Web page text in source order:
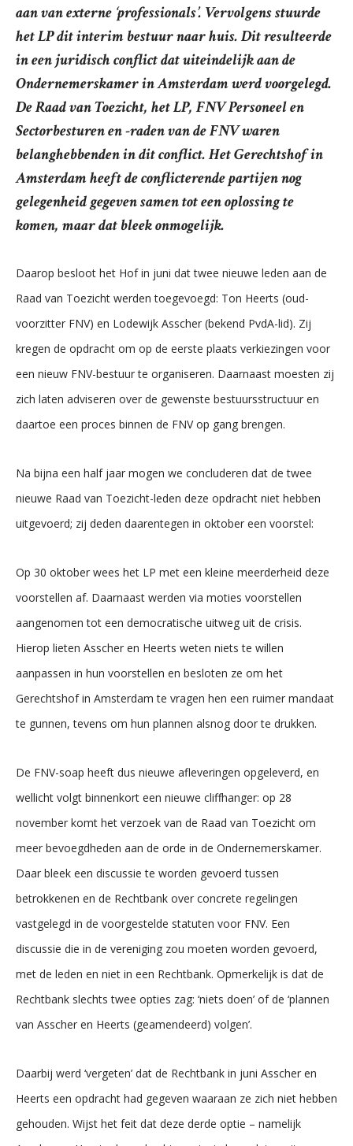
aan van externe ‘professionals’. Vervolgens stuurde
het LP dit interim bestuur naar huis. Dit resulteerde
in een juridisch conflict dat uiteindelijk aan de
Ondernemerskamer in Amsterdam werd voorgelegd.
De Raad van Toezicht, het LP, FNV Personeel en
Sectorbesturen en -raden van de FNV waren
belanghebbenden in dit conflict. Het Gerechtshof in
Amsterdam heeft de conflicterende partijen nog
gelegenheid gegeven samen tot een oplossing te
komen, maar dat bleek onmogelijk.
Daarop besloot het Hof in juni dat twee nieuwe leden aan de
Raad van Toezicht werden toegevoegd: Ton Heerts (oud-
voorzitter FNV) en Lodewijk Asscher (bekend PvdA-lid). Zij
kregen de opdracht om op de eerste plaats verkiezingen voor
een nieuw FNV-bestuur te organiseren. Daarnaast moesten zij
zich laten adviseren over de gewenste bestuursstructuur en
daartoe een proces binnen de FNV op gang brengen.
Na bijna een half jaar mogen we concluderen dat de twee
nieuwe Raad van Toezicht-leden deze opdracht niet hebben
uitgevoerd; zij deden daarentegen in oktober een voorstel:
Op 30 oktober wees het LP met een kleine meerderheid deze
voorstellen af. Daarnaast werden via moties voorstellen
aangenomen tot een democratische uitweg uit de crisis.
Hierop lieten Asscher en Heerts weten niets te willen
aanpassen in hun voorstellen en besloten ze om het
Gerechtshof in Amsterdam te vragen hen een ruimer mandaat
te gunnen, tevens om hun plannen alsnog door te drukken.
De FNV-soap heeft dus nieuwe afleveringen opgeleverd, en
wellicht volgt binnenkort een nieuwe cliffhanger: op 28
november komt het verzoek van de Raad van Toezicht om
meer bevoegdheden aan de orde in de Ondernemerskamer.
Daar bleek een discussie te worden gevoerd tussen
betrokkenen en de Rechtbank over concrete regelingen
vastgelegd in de voorgestelde statuten voor FNV. Een
discussie die in de vereniging zou moeten worden gevoerd,
met de leden en niet in een Rechtbank. Opmerkelijk is dat de
Rechtbank slechts twee opties zag: ‘niets doen’ of de ‘plannen
van Asscher en Heerts (geamendeerd) volgen’.
Daarbij werd ‘vergeten’ dat de Rechtbank in juni Asscher en
Heerts een opdracht had gegeven waaraan ze zich niet hebben
gehouden. Wijst het feit dat deze derde optie – namelijk